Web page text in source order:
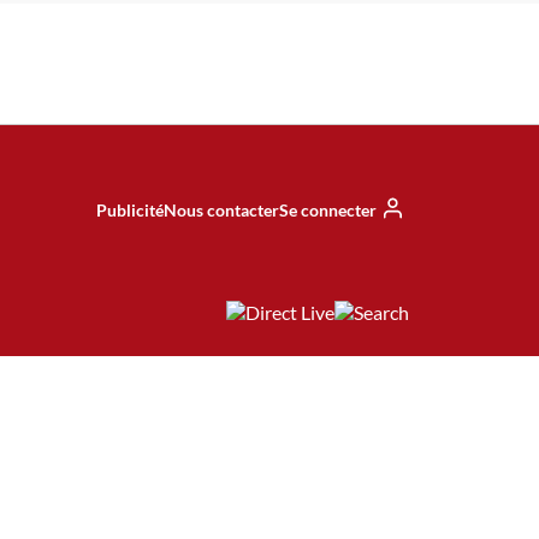
PublicitéNous contacterSe connecter